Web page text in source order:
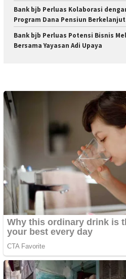
Bank bjb Perluas Kolaborasi
Program Dana Pensiun
Bank bjb Perluas Potensi Bisnis
Bersama Yayasan Adi Upaya